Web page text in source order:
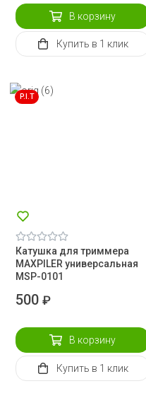
В корзину
Купить в 1 клик
P.I.T
Катушка для триммера
MAXPILER универсальная
MSP-0101
500 ₽
В корзину
Купить в 1 клик